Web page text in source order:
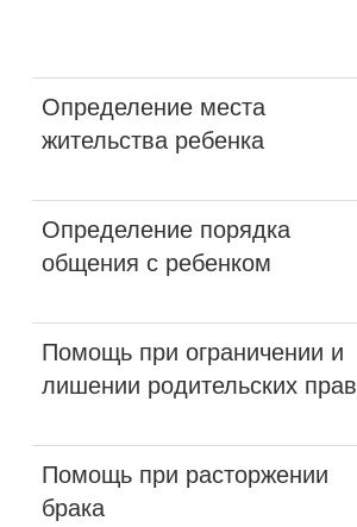
Определение места
жительства ребенка
Определение порядка
общения с ребенком
Помощь при ограничении и
лишении родительских прав
Помощь при расторжении
брака